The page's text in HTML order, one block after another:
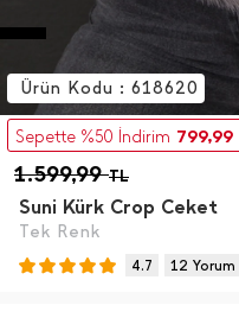
Sepette %50 İndirim 799,99
1.599,99TL
Suni Kürk Crop Ceket
Tek Renk
Ürün Kodu : 618620
4.7 12 Yorum